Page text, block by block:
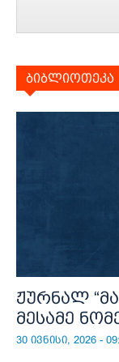
ბიბლიოთეკა
ჟურნალ
მესამე
30 ივნისი, 2026 -